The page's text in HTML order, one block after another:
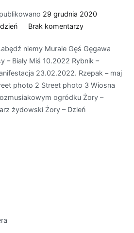
29 grudnia 2020
Brak komentarzydo
niemy Murale Gęś Gęgawa
– Biały Miś 10.2022 Rybnik –
23.02.2022. Rzepak – maj
photo 2 Street photo 3 Wiosna
ogródku Żory –
żydowski Żory – Dzień